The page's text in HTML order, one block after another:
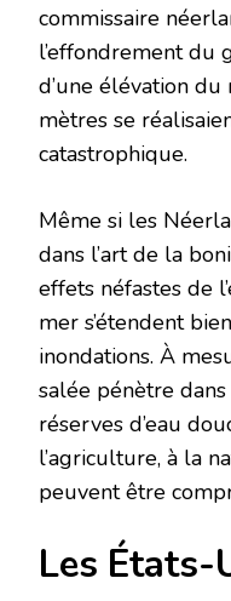
commissaire
l’effondrement du
d’une élévation
mètres se
catastrophique.
Même si les
dans l’art de la
effets néfastes de
mer s’étendent
inondations. À
salée pénètre
réserves d’eau
l’agriculture, à la
peuvent être
Les États-